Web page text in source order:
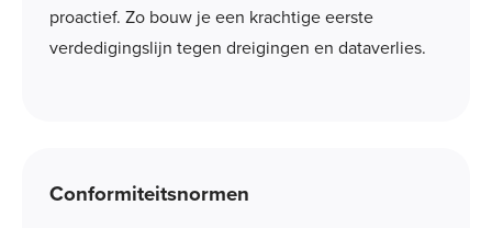
proactief. Zo bouw je een krachtige eerste
verdedigingslijn tegen dreigingen en dataverlies.
Conformiteitsnormen